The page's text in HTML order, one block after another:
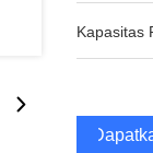
Kapasitas